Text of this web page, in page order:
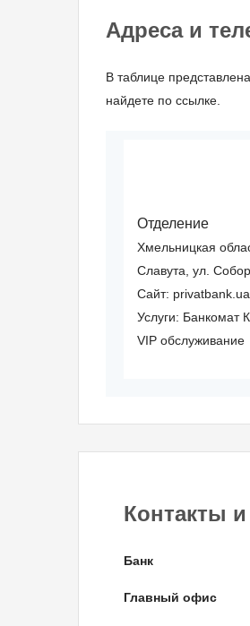
Адреса и
В таблице
найдете по ссылке.
Отделение
Хмельницкая
Славута, ул.
Сайт: privatbank.ua
Услуги: Банкомат
VIP обслуживание
Контакты
Банк
Главный офис